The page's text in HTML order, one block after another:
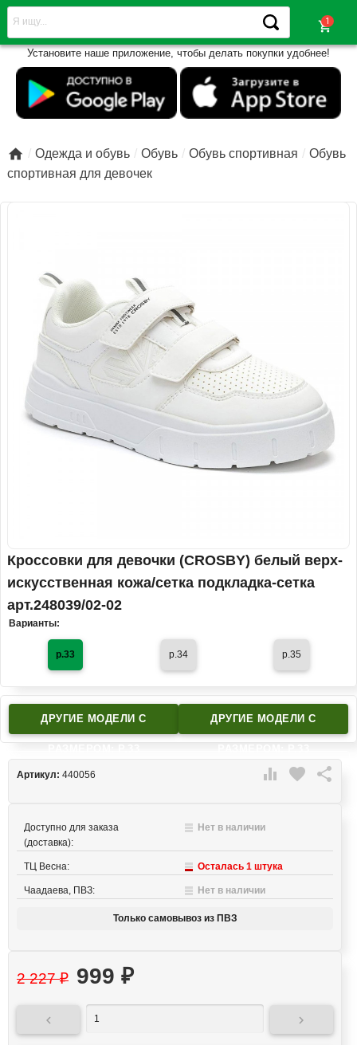
shopping_cart
Установите наше приложение, чтобы делать покупки удобнее!
 Одежда и обувь Обувь Обувь спортивная
Обувь
спортивная для девочек
Кроссовки для девочки (CROSBY) белый верх-
искусственная кожа/сетка подкладка-сетка
арт.248039/02-02
Варианты:
р.33 р.34 р.35
ДРУГИЕ МОДЕЛИ C ДРУГИЕ МОДЕЛИ C
 favorite 
Артикул: 440056
Доступно для заказа
(доставка):
Нет в наличии
ТЦ Весна: Осталась 1 штука
Чаадаева, ПВЗ: Нет в наличии
Только самовывоз из ПВЗ
2 227₽ 999 ₽
 